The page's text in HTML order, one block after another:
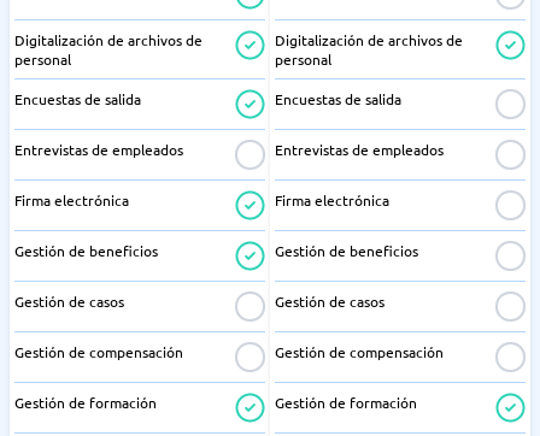
Digitalización de archivos de
personal
Encuestas de salida
Entrevistas de empleados
Firma electrónica
Gestión de beneficios
Gestión de casos
Gestión de compensación
Gestión de formación
Digitalización de archivos de
personal
Encuestas de salida
Entrevistas de empleados
Firma electrónica
Gestión de beneficios
Gestión de casos
Gestión de compensación
Gestión de formación